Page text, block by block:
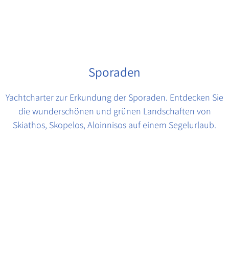
Sporaden
Yachtcharter zur Erkundung der Sporaden. Entdecken Sie
die wunderschönen und grünen Landschaften von
Skiathos, Skopelos, Aloinnisos auf einem Segelurlaub.